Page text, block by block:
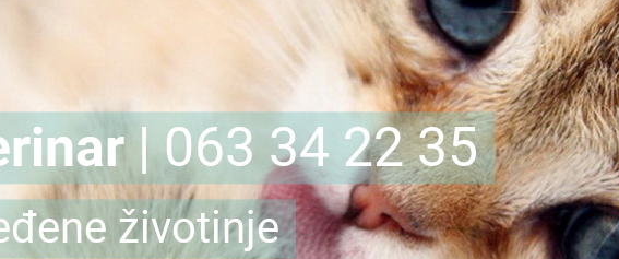
| 063 34 22 35
životinje